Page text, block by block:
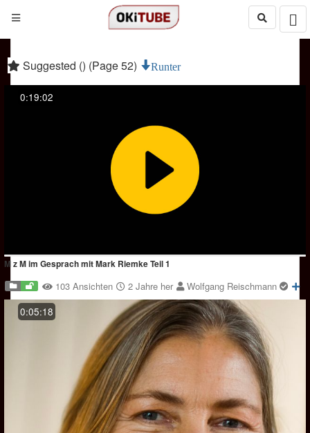
Suggested () (Page 52) Runter
0:19:02
M z M im Gesprach mit Mark Riemke Teil 1
103 Ansichten 2 Jahre her
Wolfgang Reischmann
0:05:18